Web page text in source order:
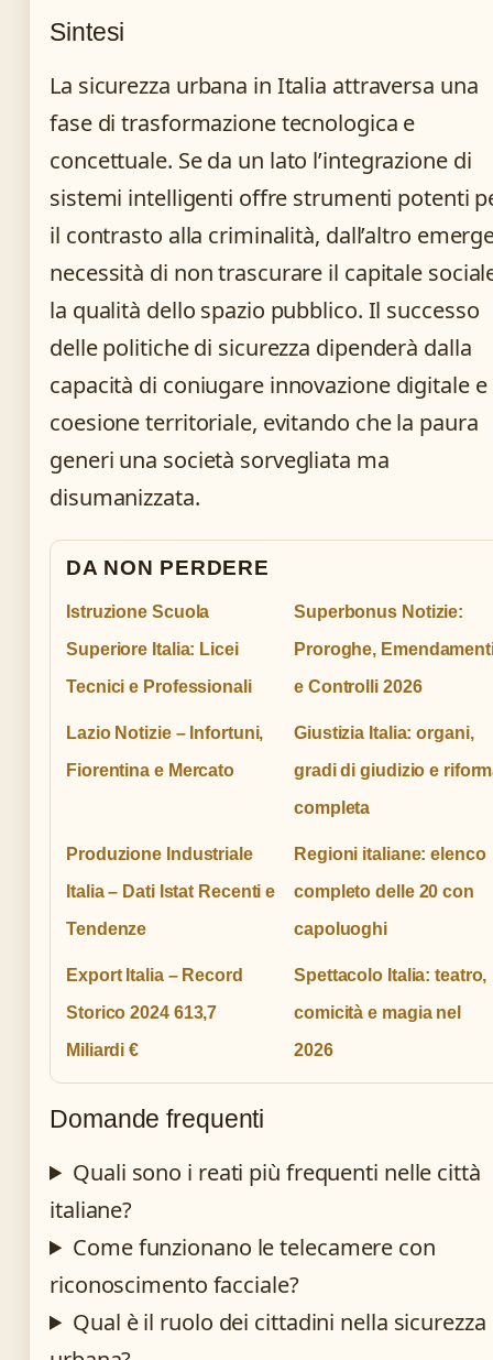
Sintesi
La sicurezza urbana in Italia attraversa una
fase di trasformazione tecnologica e
concettuale. Se da un lato l’integrazione di
sistemi intelligenti offre strumenti potenti
il contrasto alla criminalità, dall’altro
necessità di non trascurare il capitale
la qualità dello spazio pubblico. Il successo
delle politiche di sicurezza dipenderà dalla
capacità di coniugare innovazione digitale e
coesione territoriale, evitando che la paura
generi una società sorvegliata ma
disumanizzata.
DA NON PERDERE
Istruzione Scuola
Superiore Italia: Licei
Tecnici e Professionali
Superbonus Notizie:
Proroghe,
e Controlli 2026
Lazio Notizie – Infortuni,
Fiorentina e Mercato
Giustizia Italia: organi,
gradi di giudizio e
completa
Produzione Industriale
Italia – Dati Istat Recenti e
Tendenze
Regioni italiane: elenco
completo delle 20 con
capoluoghi
Export Italia – Record
Storico 2024 613,7
Miliardi €
Spettacolo Italia: teatro,
comicità e magia nel
2026
Domande frequenti
Quali sono i reati più frequenti nelle città
italiane?
Come funzionano le telecamere con
riconoscimento facciale?
Qual è il ruolo dei cittadini nella sicurezza